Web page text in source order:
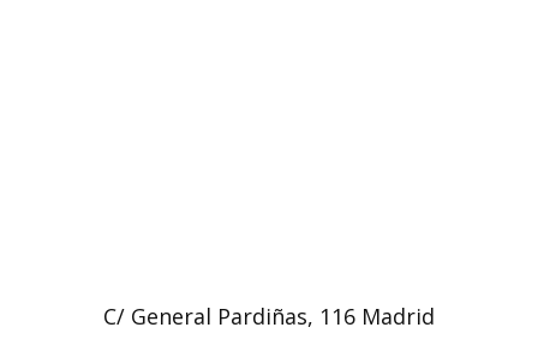
C/ General Pardiñas, 116 Madrid